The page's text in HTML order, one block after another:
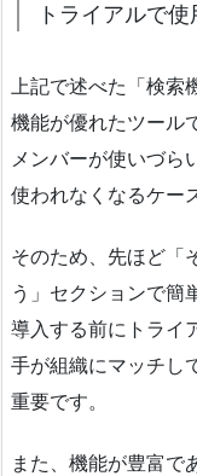
トライアルで
上記で述べた「検索
機能が優れたツール
メンバーが使いづら
使われなくなるケー
そのため、先ほど「
う」セクションで簡
導入する前にトライ
手が組織にマッチし
重要です。
また、機能が豊富で